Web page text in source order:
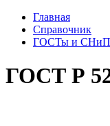
Главная
Справочник
ГОСТы и
ГОСТ Р